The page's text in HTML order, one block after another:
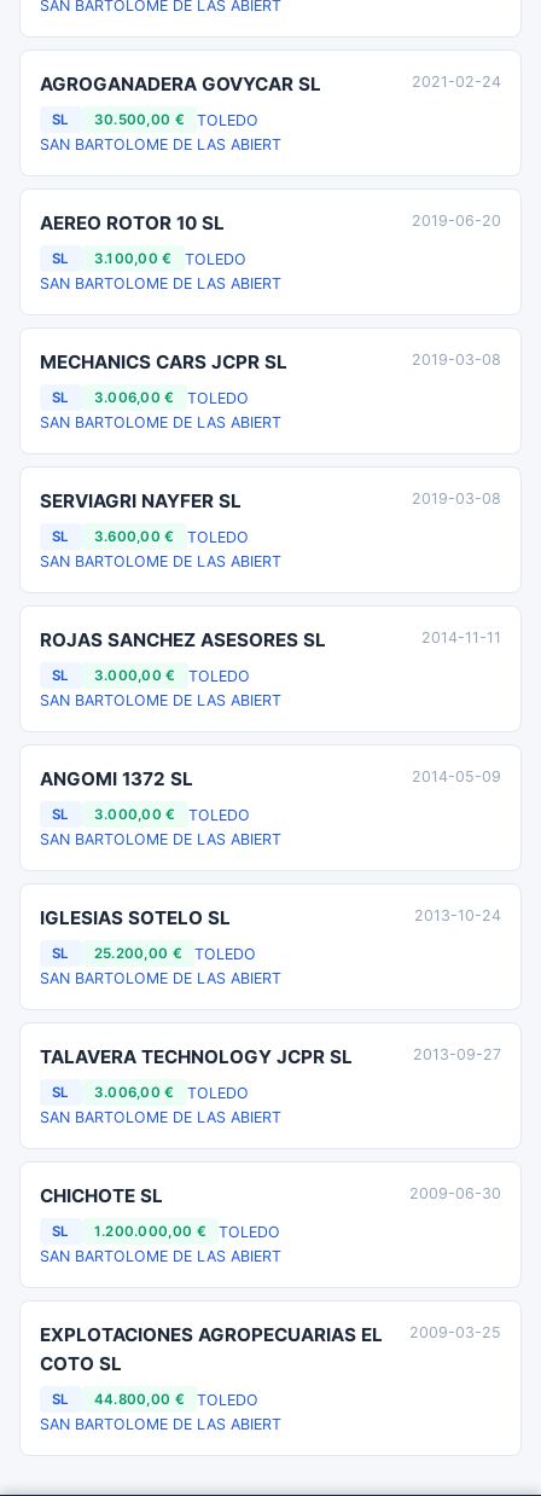
SAN BARTOLOME DE LAS ABIERT
AGROGANADERA GOVYCAR SL
SL 30.500,00 €
TOLEDO
SAN BARTOLOME DE LAS ABIERT
2021-02-24
AEREO ROTOR 10 SL
SL 3.100,00 €
TOLEDO
SAN BARTOLOME DE LAS ABIERT
2019-06-20
MECHANICS CARS JCPR SL
SL 3.006,00 €
TOLEDO
SAN BARTOLOME DE LAS ABIERT
2019-03-08
SERVIAGRI NAYFER SL
SL 3.600,00 €
TOLEDO
SAN BARTOLOME DE LAS ABIERT
2019-03-08
ROJAS SANCHEZ ASESORES SL
SL 3.000,00 €
TOLEDO
SAN BARTOLOME DE LAS ABIERT
2014-11-11
ANGOMI 1372 SL
SL 3.000,00 €
TOLEDO
SAN BARTOLOME DE LAS ABIERT
2014-05-09
IGLESIAS SOTELO SL
SL 25.200,00 €
TOLEDO
SAN BARTOLOME DE LAS ABIERT
2013-10-24
TALAVERA TECHNOLOGY JCPR SL
SL 3.006,00 €
TOLEDO
SAN BARTOLOME DE LAS ABIERT
2013-09-27
CHICHOTE SL
SL 1.200.000,00 €
TOLEDO
SAN BARTOLOME DE LAS ABIERT
2009-06-30
EXPLOTACIONES AGROPECUARIAS EL
COTO SL
SL 44.800,00 €
TOLEDO
SAN BARTOLOME DE LAS ABIERT
2009-03-25